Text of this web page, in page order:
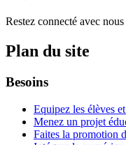
Restez connecté avec nous
Plan du site
Besoins
Equipez les élèves
Menez un projet
Faites la promotion